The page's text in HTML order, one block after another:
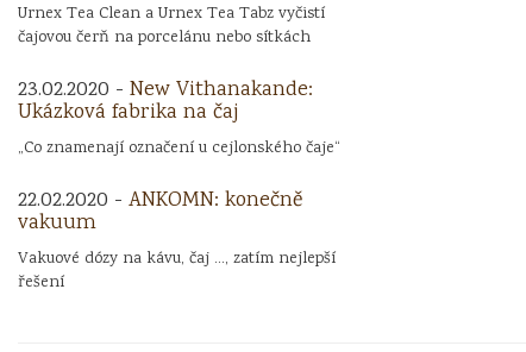
Urnex Tea Clean a Urnex Tea Tabz vyčistí
čajovou čerň na porcelánu nebo sítkách
23.02.2020 - New Vithanakande:
Ukázková fabrika na čaj
„Co znamenají označení u cejlonského čaje“
22.02.2020 - ANKOMN: konečně
vakuum
Vakuové dózy na kávu, čaj ..., zatím nejlepší
řešení